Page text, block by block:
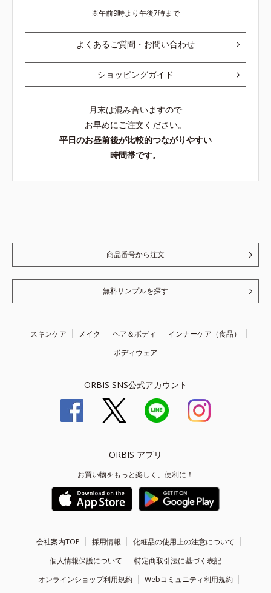
午前9時より午後7時まで
よくあるご質問・お問い合わせ
ショッピングガイド
月末は混み合いますので
お早めにご注文ください。
平日のお昼前後が比較的つながりやすい
時間帯です。
商品番号から注文
無料サンプルを探す
スキンケア メイク ヘア＆ボディ
インナーケア（食品）
ボディウェア
ORBIS SNS公式アカウント
ORBIS アプリ
お買い物をもっと楽しく、便利に！
会社案内TOP 採用情報
化粧品の使用上の注意について
個人情報保護について
特定商取引法に基づく表記
オンラインショップ利用規約
Webコミュニティ利用規約